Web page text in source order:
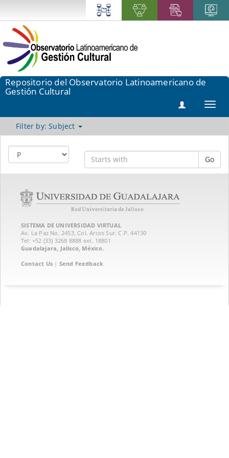
Repositorio del Observatorio Latinoamericano de
Gestión Cultural
Filter by: Subject
Go
SISTEMA DE UNIVERSIDAD VIRTUAL
Av. La Paz No. 2453, Col. Arcos Sur. C.P. 44130
Tel: +52 (33) 3268 8888‏ ext. 18801
Guadalajara, Jalisco, México.
Contact Us | Send Feedback